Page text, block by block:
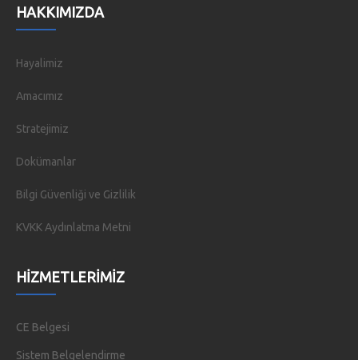
HAKKIMIZDA
Hayalimiz
Amacımız
Stratejimiz
Dokümanlar
Bilgi Güvenliği ve Gizlilik
KVKK Aydınlatma Metni
HIZMETLERIMIZ
CE Belgesi
Sistem Belgelendirme